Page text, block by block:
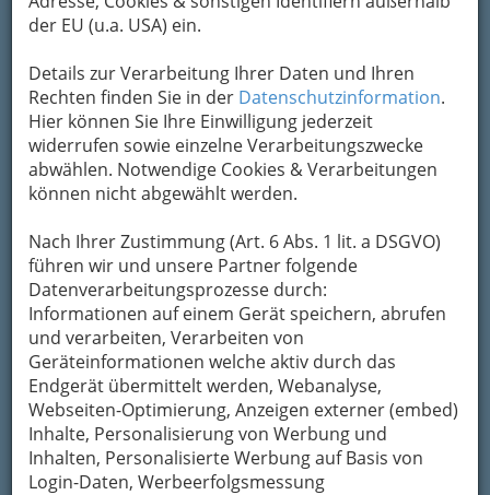
der EU (u.a. USA) ein.
Details zur Verarbeitung Ihrer Daten und Ihren
Rechten finden Sie in der Datenschutzinformation.
Hier können Sie Ihre Einwilligung jederzeit
widerrufen sowie einzelne Verarbeitungszwecke
abwählen. Notwendige Cookies & Verarbeitungen
können nicht abgewählt werden.
Nach Ihrer Zustimmung (Art. 6 Abs. 1 lit. a DSGVO)
führen wir und unsere Partner folgende
Datenverarbeitungsprozesse durch:
Informationen auf einem Gerät speichern, abrufen
und verarbeiten, Verarbeiten von
Geräteinformationen welche aktiv durch das
Endgerät übermittelt werden, Webanalyse,
Webseiten-Optimierung, Anzeigen externer (embed)
Inhalte, Personalisierung von Werbung und
Inhalten, Personalisierte Werbung auf Basis von
Login-Daten, Werbeerfolgsmessung
Tierarzt und Tierärztin Graz
Für dieGesundheit Ihres Tieres
wichtig, sondern auch die Vorsorgeund das
Wissen um die artgerechte Haltung Ihres
Haustiers.
Auch Ihr Vierbeiner hat einRecht auf eine
artgerechte und gesunde Haltung
deshalb rechtzeitig vor und informieren Sie sich
über Impfpläne, mögliche Krankheiten und
deren Symptome.
Wir haben für Sie Adressen von Tierärzten,
Tierkliniken, Spezialisten in speziellen Fragen der